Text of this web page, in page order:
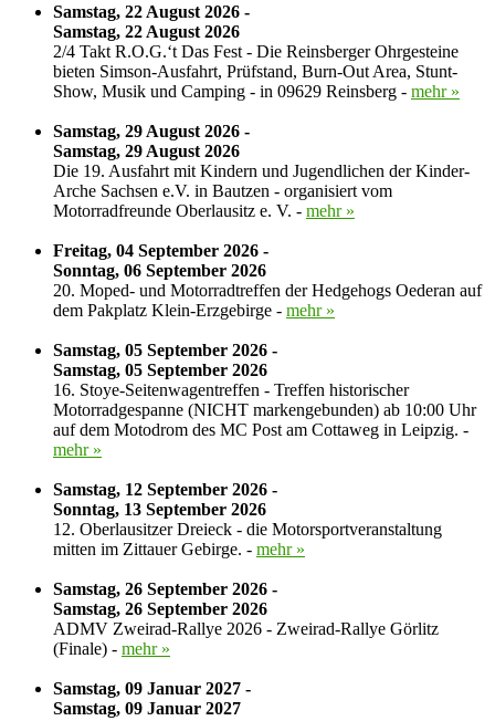
Samstag, 22 August 2026 -
Samstag, 22 August 2026
2/4 Takt R.O.G.‘t Das Fest - Die Reinsberger Ohrgesteine
bieten Simson-Ausfahrt, Prüfstand, Burn-Out Area, Stunt-
Show, Musik und Camping - in 09629 Reinsberg - mehr »
Samstag, 29 August 2026 -
Samstag, 29 August 2026
Die 19. Ausfahrt mit Kindern und Jugendlichen der Kinder-
Arche Sachsen e.V. in Bautzen - organisiert vom
Motorradfreunde Oberlausitz e. V. - mehr »
Freitag, 04 September 2026 -
Sonntag, 06 September 2026
20. Moped- und Motorradtreffen der Hedgehogs Oederan auf
dem Pakplatz Klein-Erzgebirge - mehr »
Samstag, 05 September 2026 -
Samstag, 05 September 2026
16. Stoye-Seitenwagentreffen - Treffen historischer
Motorradgespanne (NICHT markengebunden) ab 10:00 Uhr
auf dem Motodrom des MC Post am Cottaweg in Leipzig. -
mehr »
Samstag, 12 September 2026 -
Sonntag, 13 September 2026
12. Oberlausitzer Dreieck - die Motorsportveranstaltung
mitten im Zittauer Gebirge. - mehr »
Samstag, 26 September 2026 -
Samstag, 26 September 2026
ADMV Zweirad-Rallye 2026 - Zweirad-Rallye Görlitz
(Finale) - mehr »
Samstag, 09 Januar 2027 -
Samstag, 09 Januar 2027